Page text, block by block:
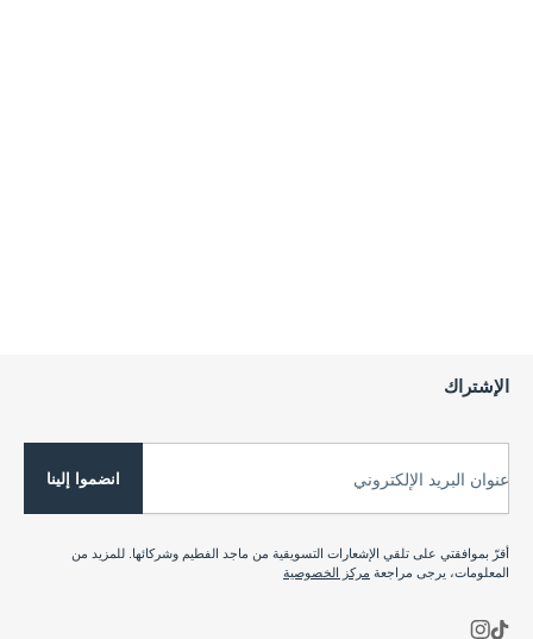
الإشتراك
عنوان البريد الإلكتروني انضموا إلينا
أقرّ بموافقتي على تلقي الإشعارات التسويقية من ماجد الفطيم وشركائها. للمزيد من
المعلومات، يرجى مراجعة مركز الخصوصية